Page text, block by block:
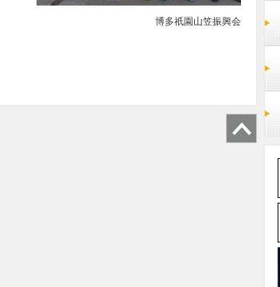
博多祇園山笠振興会